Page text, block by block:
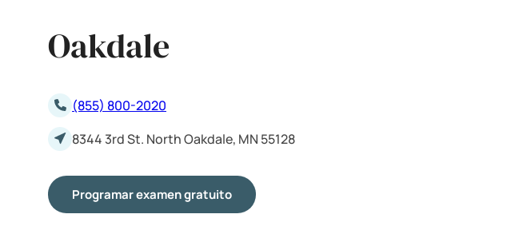
Oakdale
(855) 800-2020
8344 3rd St. North Oakdale, MN 55128
Programar examen gratuito